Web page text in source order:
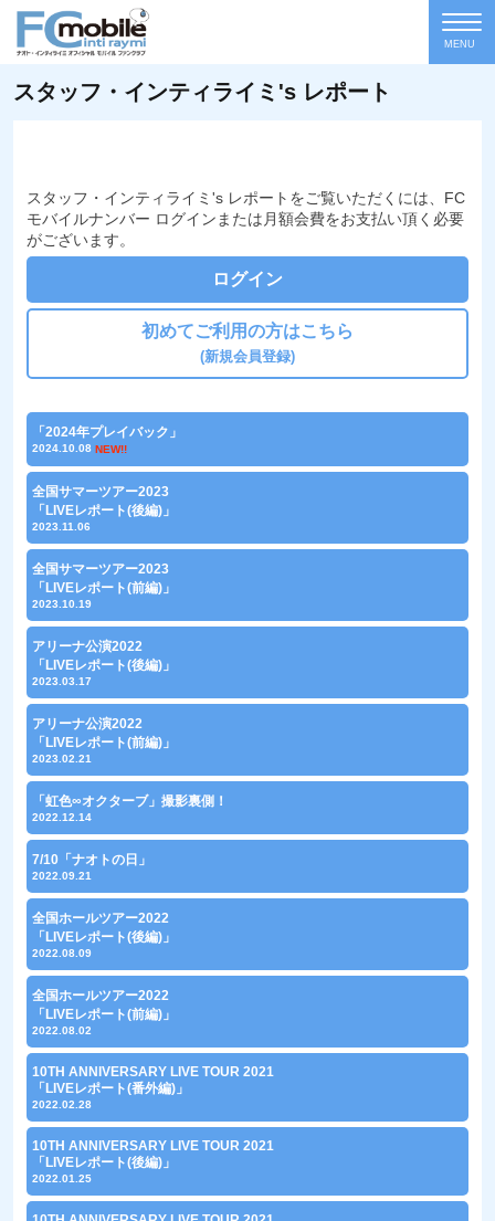
MENU
スタッフ・インティライミ's レポート
スタッフ・インティライミ's レポートをご覧いただくには、FC
モバイルナンバー ログインまたは月額会費をお支払い頂く必要
がございます。
ログイン
初めてご利用の方はこちら
(新規会員登録)
「2024年プレイバック」
2024.10.08 NEW!!
全国サマーツアー2023
「LIVEレポート(後編)」
2023.11.06
全国サマーツアー2023
「LIVEレポート(前編)」
2023.10.19
アリーナ公演2022
「LIVEレポート(後編)」
2023.03.17
アリーナ公演2022
「LIVEレポート(前編)」
2023.02.21
「虹色∞オクターブ」撮影裏側！
2022.12.14
7/10「ナオトの日」
2022.09.21
全国ホールツアー2022
「LIVEレポート(後編)」
2022.08.09
全国ホールツアー2022
「LIVEレポート(前編)」
2022.08.02
10TH ANNIVERSARY LIVE TOUR 2021
「LIVEレポート(番外編)」
2022.02.28
10TH ANNIVERSARY LIVE TOUR 2021
「LIVEレポート(後編)」
2022.01.25